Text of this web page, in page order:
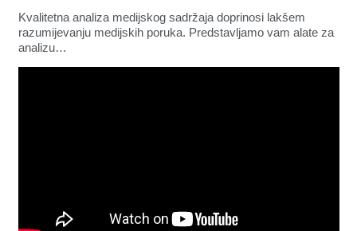
Kvalitetna analiza medijskog sadržaja doprinosi lakšem
razumijevanju medijskih poruka. Predstavljamo vam alate za
analizu…